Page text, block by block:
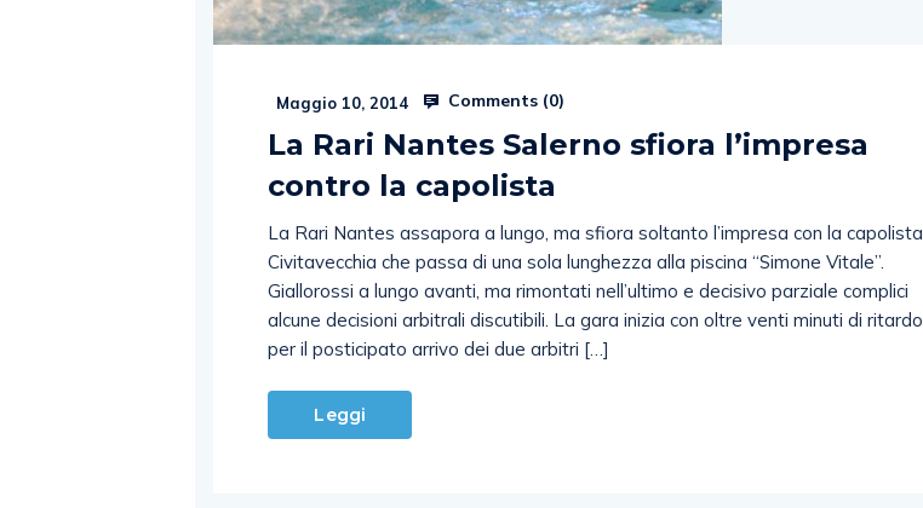
Maggio 10, 2014 Comments (0)
La Rari Nantes Salerno sfiora l’impresa
contro la capolista
La Rari Nantes assapora a lungo, ma sfiora soltanto l’impresa con la capolista
Civitavecchia che passa di una sola lunghezza alla piscina “Simone Vitale”.
Giallorossi a lungo avanti, ma rimontati nell’ultimo e decisivo parziale complici
alcune decisioni arbitrali discutibili. La gara inizia con oltre venti minuti di ritardo
per il posticipato arrivo dei due arbitri […]
Leggi